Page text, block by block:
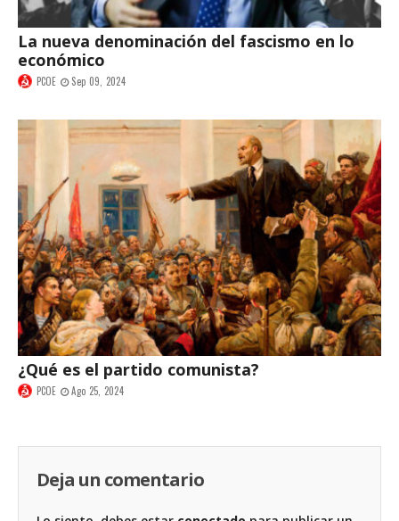
La nueva denominación del fascismo en lo
económico
PCOE Sep 09, 2024
¿Qué es el partido comunista?
PCOE Ago 25, 2024
Deja un comentario